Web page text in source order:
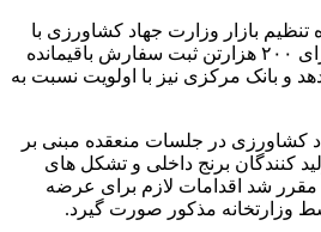
بازار وزارت جهاد کشاورزی با
قید فوریت اقدامات لازم برای ۲۰۰ هزارتن ثبت سفارش باقیمانده
و بانک مرکزی نیز با اولویت نسبت به
کشاورزی در جلسات منعقده مبنی بر
کنندگان برنج داخلی و تشکل های
شد اقدامات لازم برای عرضه
وزارتخانه مذکور صورت گیرد.